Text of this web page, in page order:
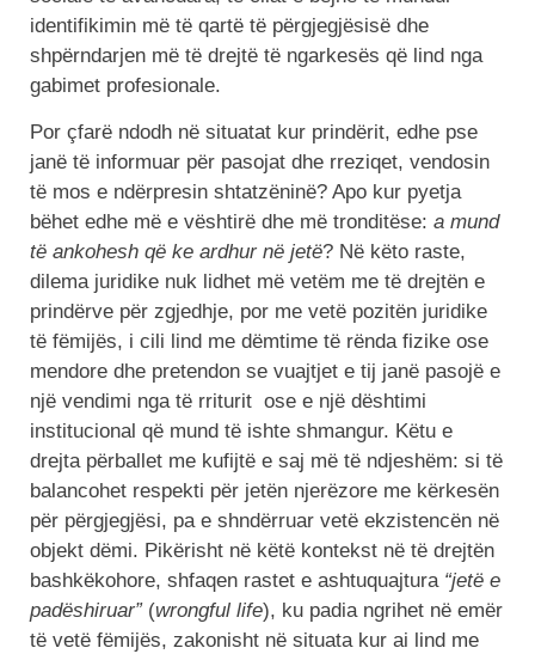
identifikimin më të qartë të përgjegjësisë dhe
shpërndarjen më të drejtë të ngarkesës që lind nga
gabimet profesionale.
Por çfarë ndodh në situatat kur prindërit, edhe pse
janë të informuar për pasojat dhe rreziqet, vendosin
të mos e ndërpresin shtatzëninë? Apo kur pyetja
bëhet edhe më e vështirë dhe më tronditëse: a mund
të ankohesh që ke ardhur në jetë? Në këto raste,
dilema juridike nuk lidhet më vetëm me të drejtën e
prindërve për zgjedhje, por me vetë pozitën juridike
të fëmijës, i cili lind me dëmtime të rënda fizike ose
mendore dhe pretendon se vuajtjet e tij janë pasojë e
një vendimi nga të rriturit ose e një dështimi
institucional që mund të ishte shmangur. Këtu e
drejta përballet me kufijtë e saj më të ndjeshëm: si të
balancohet respekti për jetën njerëzore me kërkesën
për përgjegjësi, pa e shndërruar vetë ekzistencën në
objekt dëmi. Pikërisht në këtë kontekst në të drejtën
bashkëkohore, shfaqen rastet e ashtuquajtura “jetë e
padëshiruar”(wrongful life), ku padia ngrihet në emër
të vetë fëmijës, zakonisht në situata kur ai lind me